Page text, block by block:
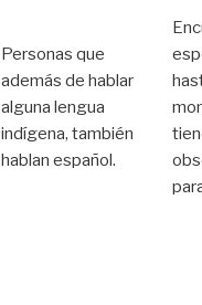
Personas que
además de hablar
alguna lengua
indígena, también
hablan español.